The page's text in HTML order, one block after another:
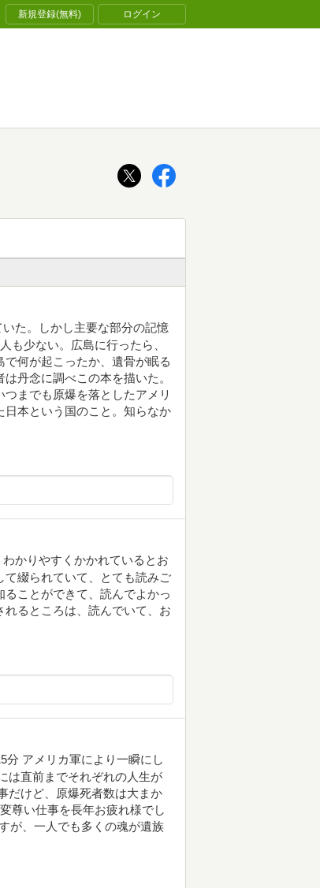
新規登録(無料) ログイン
た。しかし主要な部分の記憶
も少ない。広島に行ったら、
何が起こったか、遺骨が眠る
丹念に調べこの本を描いた。
までも原爆を落としたアメリ
日本という国のこと。知らなか
かりやすくかかれているとお
て綴られていて、とても読みご
ことができて、読んでよかっ
るところは、読んでいて、お
分 アメリカ軍により一瞬にし
は直前までそれぞれの人生が
だけど、原爆死者数は大まか
尊い仕事を長年お疲れ様でし
が、一人でも多くの魂が遺族